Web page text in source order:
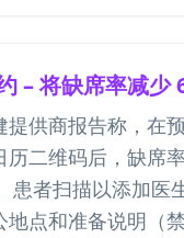
– 将缺席率减少
提供商报告称，在
历二维码后，缺席
患者扫描以添加医
地点和准备说明（